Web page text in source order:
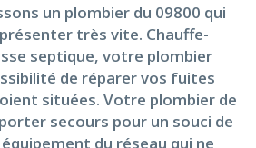
un plombier du 09800 qui
très vite. Chauffe-
septique, votre plombier
de réparer vos fuites
situées. Votre plombier de
secours pour un souci de
du réseau qui ne